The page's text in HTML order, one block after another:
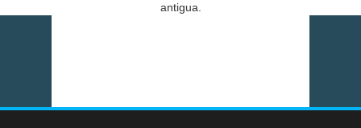
antigua.